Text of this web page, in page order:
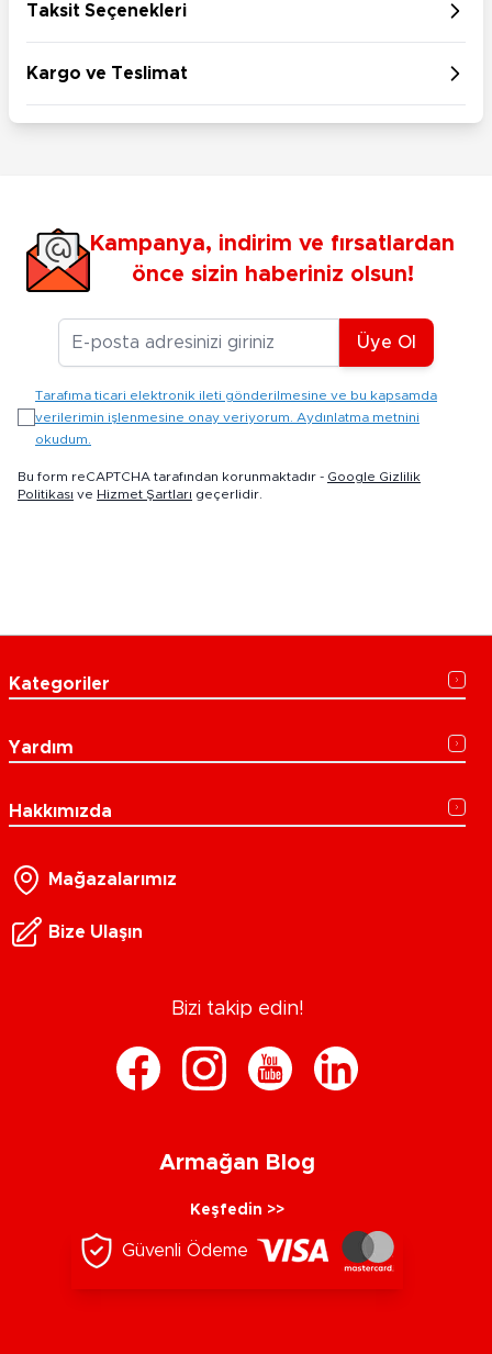
Taksit Seçenekleri
Kargo ve Teslimat
Kampanya, indirim ve fırsatlardan
önce sizin haberiniz olsun!
E-posta Adresiniz
Üye Ol
Tarafıma ticari elektronik ileti gönderilmesine ve bu kapsamda
verilerimin işlenmesine onay veriyorum. Aydınlatma metnini
okudum.
Bu form reCAPTCHA tarafından korunmaktadır - Google Gizlilik
Politikası ve Hizmet Şartları geçerlidir.
Kategoriler
Yardım
Hakkımızda
Mağazalarımız
Bize Ulaşın
Bizi takip edin!
Armağan Blog
Keşfedin >>
Güvenli Ödeme